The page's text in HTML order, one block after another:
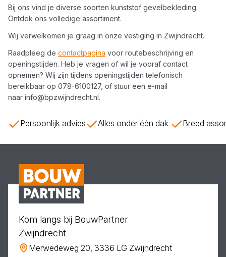
Bij ons vind je diverse soorten kunststof gevelbekleding.
Ontdek ons volledige assortiment.
Wij verwelkomen je graag in onze vestiging in Zwijndrecht.
Raadpleeg de contactpagina voor routebeschrijving en
openingstijden. Heb je vragen of wil je vooraf contact
opnemen? Wij zijn tijdens openingstijden telefonisch
bereikbaar op 078-6100127, of stuur een e-mail
naar info@bpzwijndrecht.nl.
Persoonlijk advies Alles onder één dak Breed
Kom langs bij BouwPartner
Zwijndrecht
Merwedeweg 20, 3336 LG Zwijndrecht